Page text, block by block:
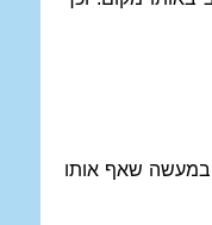
במעשה שאף אותו